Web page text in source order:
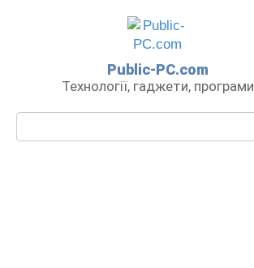
Public-PC.com
Технології, гаджети, програми